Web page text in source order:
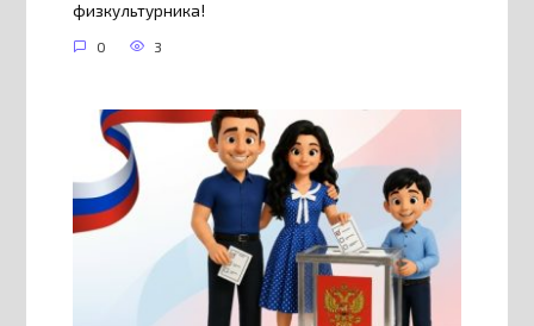
физкультурника!
0 3